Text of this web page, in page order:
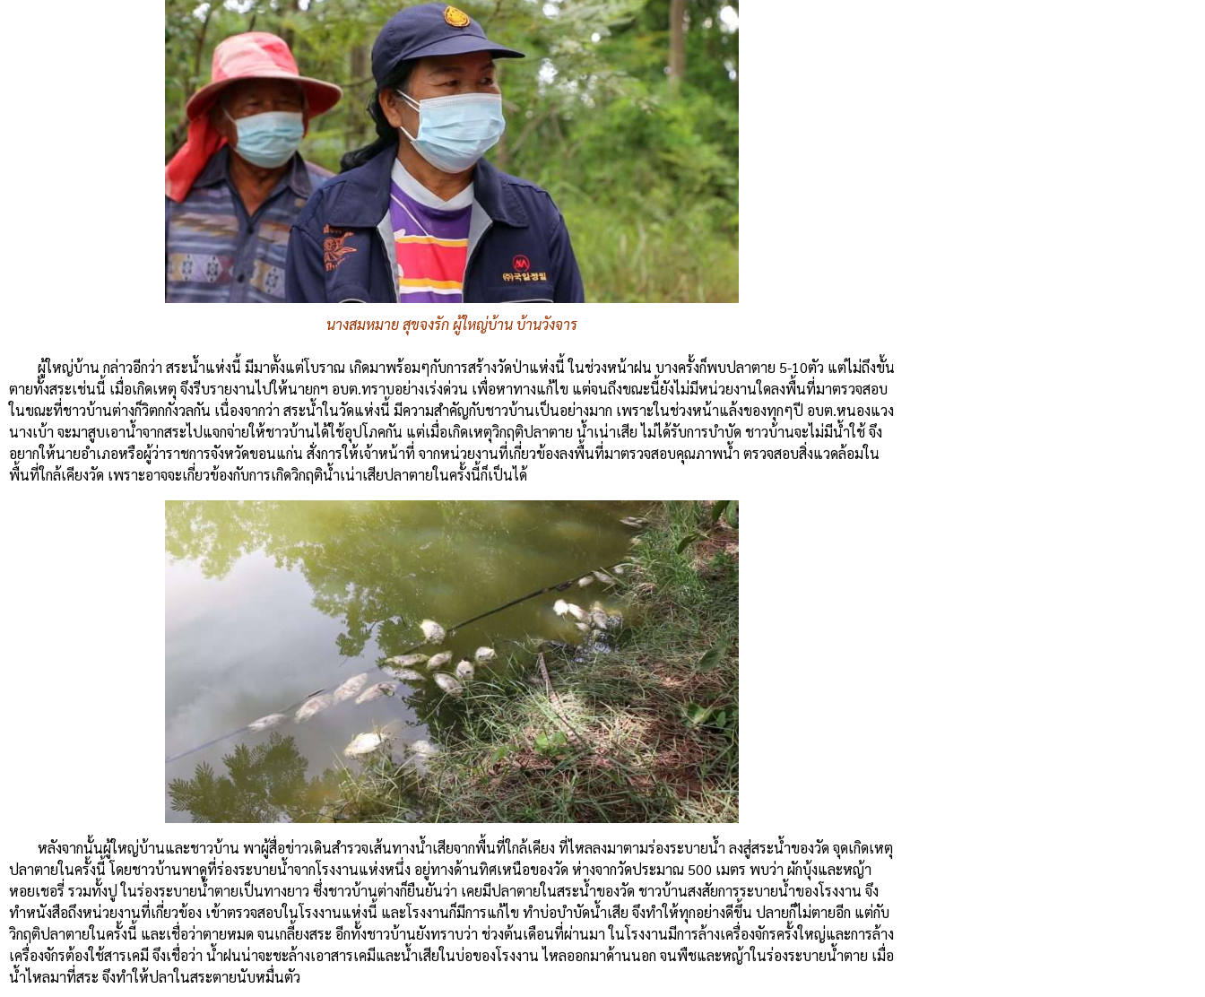
นางสมหมาย สุขจงรัก ผู้ใหญ่บ้าน บ้านวังจาร
ผู้ใหญ่บ้าน กล่าวอีกว่า สระน้ำแห่งนี้ มีมาตั้งแต่โบราณ เกิดมาพร้อมๆกับการสร้างวัดป่าแห่งนี้ ในช่วงหน้าฝน บางครั้งก็พบปลาตาย 5-10ตัว แต่ไม่ถึงขั้น
ตายทั้งสระเช่นนี้ เมื่อเกิดเหตุ จึงรีบรายงานไปให้นายกฯ อบต.ทราบอย่างเร่งด่วน เพื่อหาทางแก้ไข แต่จนถึงขณะนี้ยังไม่มีหน่วยงานใดลงพื้นที่มาตรวจสอบ
ในขณะที่ชาวบ้านต่างก็วิตกกังวลกัน เนื่องจากว่า สระน้ำในวัดแห่งนี้ มีความสำคัญกับชาวบ้านเป็นอย่างมาก เพราะในช่วงหน้าแล้งของทุกๆปี อบต.หนองแวง
นางเบ้า จะมาสูบเอาน้ำจากสระไปแจกจ่ายให้ชาวบ้านได้ใช้อุปโภคกัน แต่เมื่อเกิดเหตุวิกฤติปลาตาย น้ำเน่าเสีย ไม่ได้รับการบำบัด ชาวบ้านจะไม่มีน้ำใช้ จึง
อยากให้นายอำเภอหรือผู้ว่าราชการจังหวัดขอนแก่น สั่งการให้เจ้าหน้าที่ จากหน่วยงานที่เกี่ยวข้องลงพื้นที่มาตรวจสอบคุณภาพน้ำ ตรวจสอบสิ่งแวดล้อมใน
พื้นที่ใกล้เคียงวัด เพราะอาจจะเกี่ยวข้องกับการเกิดวิกฤติน้ำเน่าเสียปลาตายในครั้งนี้ก็เป็นได้
หลังจากนั้นผู้ใหญ่บ้านและชาวบ้าน พาผู้สื่อข่าวเดินสำรวจเส้นทางน้ำเสียจากพื้นที่ใกล้เคียง ที่ไหลลงมาตามร่องระบายน้ำ ลงสู่สระน้ำของวัด จุดเกิดเหตุ
ปลาตายในครั้งนี้ โดยชาวบ้านพาดูที่ร่องระบายน้ำจากโรงงานแห่งหนึ่ง อยู่ทางด้านทิศเหนือของวัด ห่างจากวัดประมาณ 500 เมตร พบว่า ผักบุ้งและหญ้า
หอยเชอรี่ รวมทั้งปู ในร่องระบายน้ำตายเป็นทางยาว ซึ่งชาวบ้านต่างก็ยืนยันว่า เคยมีปลาตายในสระน้ำของวัด ชาวบ้านสงสัยการระบายน้ำของโรงงาน จึง
ทำหนังสือถึงหน่วยงานที่เกี่ยวข้อง เข้าตรวจสอบในโรงงานแห่งนี้ และโรงงานก็มีการแก้ไข ทำบ่อบำบัดน้ำเสีย จึงทำให้ทุกอย่างดีขึ้น ปลายก็ไม่ตายอีก แต่กับ
วิกฤติปลาตายในครั้งนี้ และเชื่อว่าตายหมด จนเกลี้ยงสระ อีกทั้งชาวบ้านยังทราบว่า ช่วงต้นเดือนที่ผ่านมา ในโรงงานมีการล้างเครื่องจักรครั้งใหญ่และการล้าง
เครื่องจักรต้องใช้สารเคมี จึงเชื่อว่า น้ำฝนน่าจะชะล้างเอาสารเคมีและน้ำเสียในบ่อของโรงงาน ไหลออกมาด้านนอก จนพืชและหญ้าในร่องระบายน้ำตาย เมื่อ
น้ำไหลมาที่สระ จึงทำให้ปลาในสระตายนับหมื่นตัว